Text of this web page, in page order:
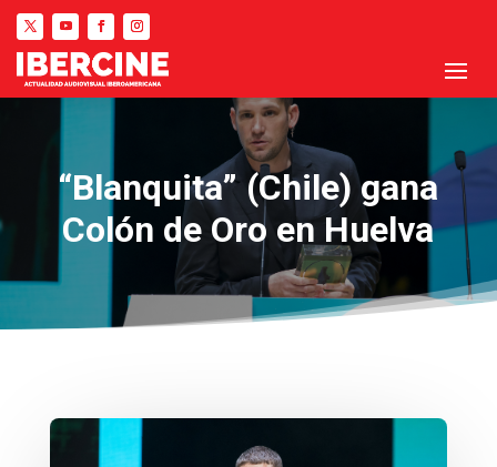
“Blanquita” (Chile) gana
Colón de Oro en Huelva